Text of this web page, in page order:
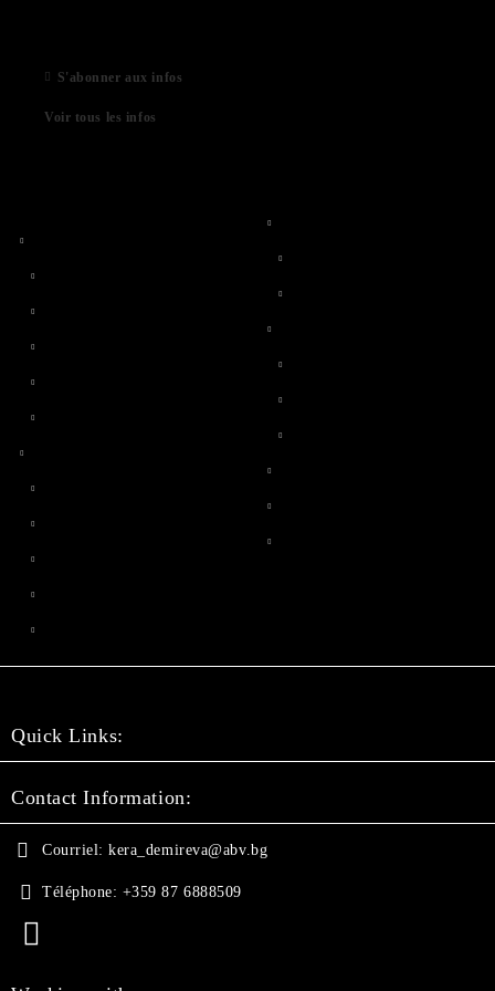
S'abonner aux infos
Voir tous les infos
Quick Links:
Contact Information:
Courriel: kera_demireva@abv.bg
Téléphone: +359 87 6888509